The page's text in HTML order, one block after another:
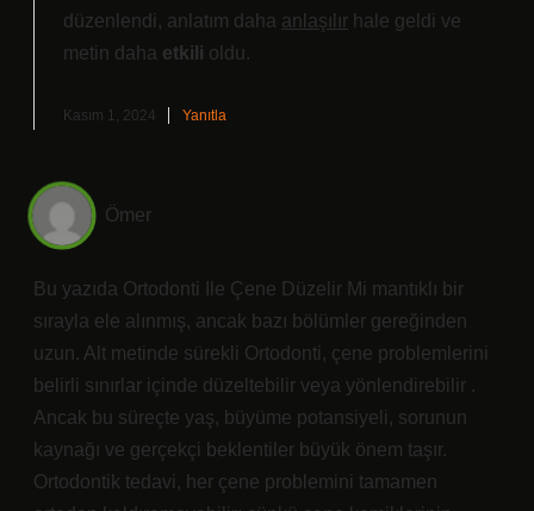
düzenlendi, anlatım daha anlaşılır hale geldi ve
metin daha etkili oldu.
Kasım 1, 2024 Yanıtla
Ömer
Bu yazıda Ortodonti Ile Çene Düzelir Mi mantıklı bir
sırayla ele alınmış, ancak bazı bölümler gereğinden
uzun. Alt metinde sürekli Ortodonti, çene problemlerini
belirli sınırlar içinde düzeltebilir veya yönlendirebilir .
Ancak bu süreçte yaş, büyüme potansiyeli, sorunun
kaynağı ve gerçekçi beklentiler büyük önem taşır.
Ortodontik tedavi, her çene problemini tamamen